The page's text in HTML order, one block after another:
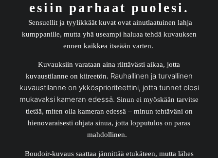
esiin parhaat puolesi.
Sensuellit ja tyylikkäät kuvat ovat ainutlaatuinen lahja
kumppanille, mutta yhä useampi haluaa tehdä kuvauksen
ennen kaikkea itseään varten.
Kuvauksiin varataan aina riittävästi aikaa, jotta
kuvaustilanne on kiireetön. Rauhallinen ja turvallinen
kuvaustilanne on ykkösprioriteettini, jotta tunnet olosi
mukavaksi kameran edessä. Sinun ei myöskään tarvitse
tietää, miten olla kameran edessä – minun tehtäväni on
hienovaraisesti ohjata sinua, jotta lopputulos on paras
mahdollinen.
Boudoir-kuvaus saattaa jännittää etukäteen, mutta lähes